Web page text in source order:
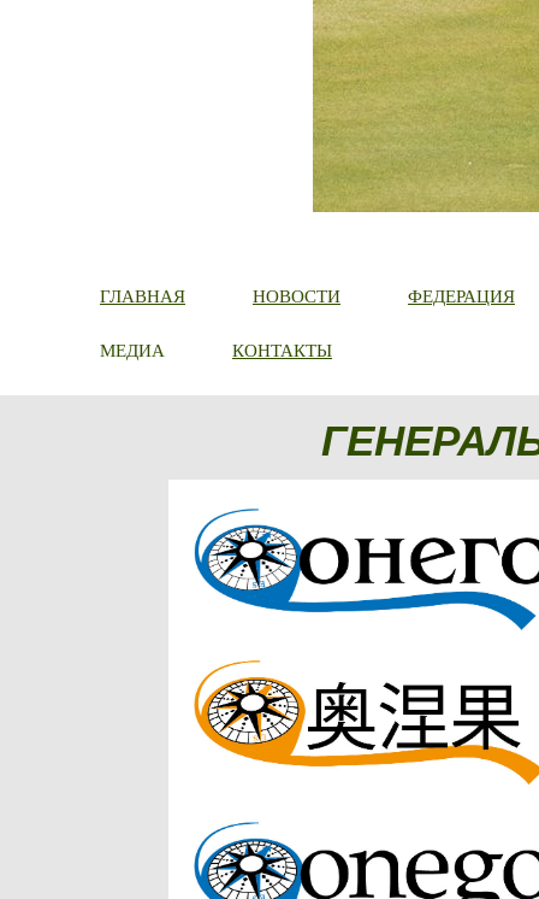
ГЛАВНАЯ НОВОСТИ ФЕДЕРАЦИЯ
МЕДИА КОНТАКТЫ